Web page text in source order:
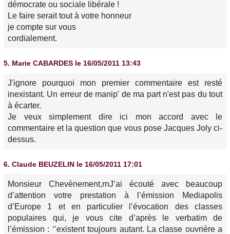
démocrate ou sociale libérale !
Le faire serait tout à votre honneur
je compte sur vous
cordialement.
5. Marie CABARDES le 16/05/2011 13:43
J'ignore pourquoi mon premier commentaire est resté
inexistant. Un erreur de manip' de ma part n'est pas du tout
à écarter.
Je veux simplement dire ici mon accord avec le
commentaire et la question que vous pose Jacques Joly ci-
dessus.
6. Claude BEUZELIN le 16/05/2011 17:01
Monsieur Chevènement,rnJ’ai écouté avec beaucoup
d’attention votre prestation à l’émission Mediapolis
d’Europe 1 et en particulier l’évocation des classes
populaires qui, je vous cite d’après le verbatim de
l’émission : ‘’existent toujours autant. La classe ouvrière a